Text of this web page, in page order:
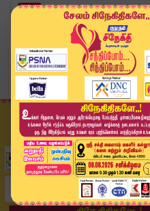
Home
வீடியோ ஸ்டோரி
“அடுத்தடுத்து பிரசாரத்தை